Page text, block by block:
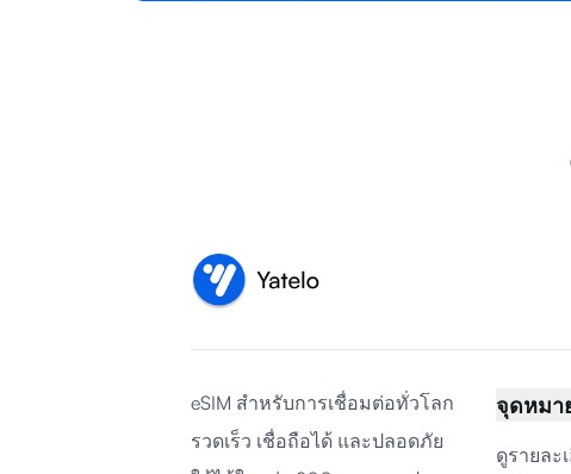
eSIM สำหรับการเชื่อมต่อทั่วโลก
รวดเร็ว เชื่อถือได้ และปลอดภัย
จุดหมา
ดูรายละ